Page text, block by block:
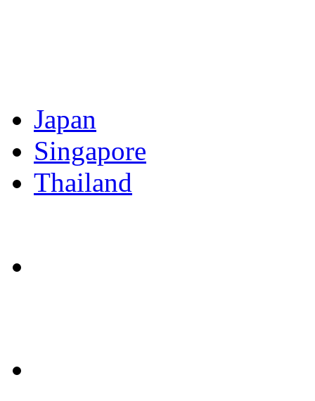
Japan
Singapore
Thailand